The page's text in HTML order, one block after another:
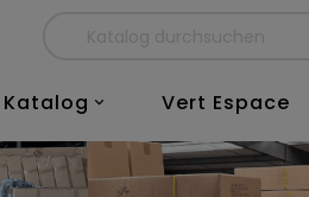

Katalog Vert Espace